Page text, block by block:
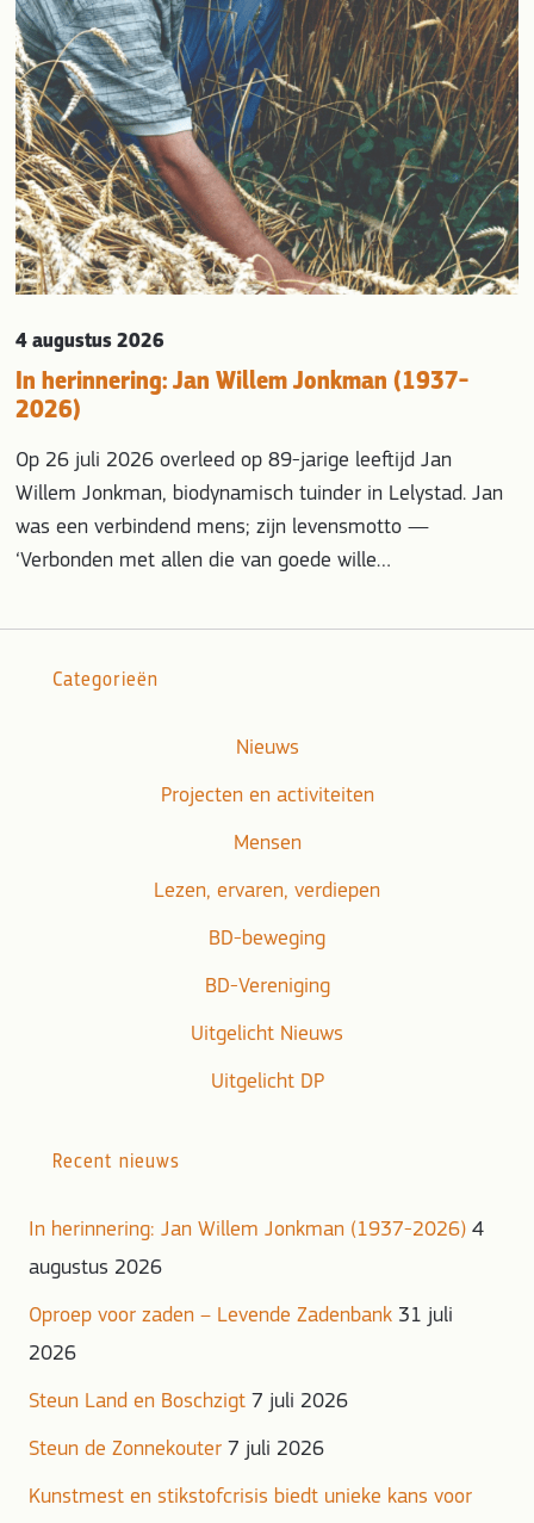
In herinnering: Jan Willem Jonkman (1937-
2026)
4 augustus 2026
Op 26 juli 2026 overleed op 89-jarige leeftijd Jan
Willem Jonkman, biodynamisch tuinder in Lelystad. Jan
was een verbindend mens; zijn levensmotto —
‘Verbonden met allen die van goede wille…
Categorieën
Nieuws
Projecten en activiteiten
Mensen
Lezen, ervaren, verdiepen
BD-beweging
BD-Vereniging
Uitgelicht Nieuws
Uitgelicht DP
Recent nieuws
In herinnering: Jan Willem Jonkman (1937-2026) 4
augustus 2026
Oproep voor zaden – Levende Zadenbank 31 juli
2026
Steun Land en Boschzigt 7 juli 2026
Steun de Zonnekouter 7 juli 2026
Kunstmest en stikstofcrisis biedt unieke kans voor